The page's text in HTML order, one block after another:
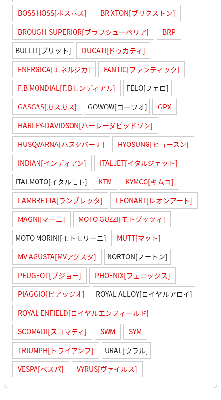
BOSS HOSS[ボスホス]
BRIXTON[ブリクストン]
BROUGH-SUPERIOR[ブラフシューペリア]
BRP
BULLIT[ブリット]
DUCATI[ドゥカティ]
ENERGICA[エネルジカ]
FANTIC[ファンティック]
F.B MONDIAL[F.Bモンディアル]
FELO[フェロ]
GASGAS[ガスガス]
GOWOW[ゴーワオ]
GPX
HARLEY-DAVIDSON[ハーレーダビッドソン]
HUSQVARNA[ハスクバーナ]
HYOSUNG[ヒョースン]
INDIAN[インディアン]
ITALJET[イタルジェット]
ITALMOTO[イタルモト]
KTM
KYMCO[キムコ]
LAMBRETTA[ランブレッタ]
LEONART[レオンアート]
MAGNI[マーニ]
MOTO GUZZI[モトグッツィ]
MOTO MORINI[モトモリーニ]
MUTT[マット]
MV AGUSTA[MVアグスタ]
NORTON[ノートン]
PEUGEOT[プジョー]
PHOENIX[フェニックス]
PIAGGIO[ピアッジオ]
ROYAL ALLOY[ロイヤルアロイ]
ROYAL ENFIELD[ロイヤルエンフィールド]
SCOMADI[スコマディ]
SWM
SYM
TRIUMPH[トライアンフ]
URAL[ウラル]
VESPA[ベスパ]
VYRUS[ヴァイルス]